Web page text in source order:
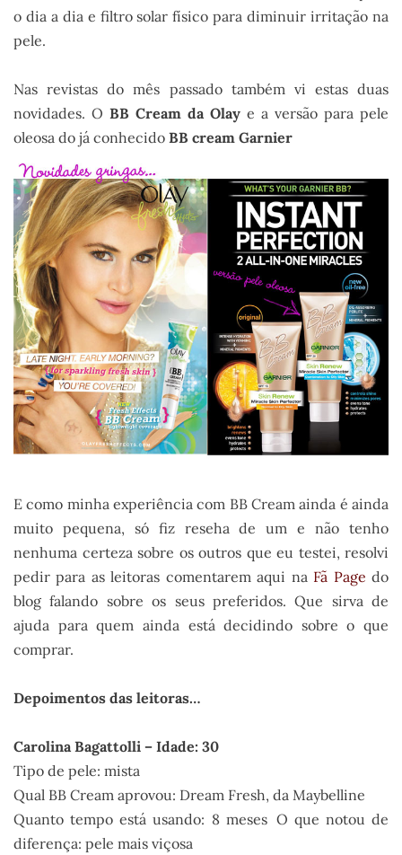
o dia a dia e filtro solar físico para diminuir irritação na
pele.
Nas revistas do mês passado também vi estas duas
novidades. O BB Cream da Olay e a versão para pele
oleosa do já conhecido BB cream Garnier
E como minha experiência com BB Cream ainda é ainda
muito pequena, só fiz reseha de um e não tenho
nenhuma certeza sobre os outros que eu testei, resolvi
pedir para as leitoras comentarem aqui na Fã Page do
blog falando sobre os seus preferidos. Que sirva de
ajuda para quem ainda está decidindo sobre o que
comprar.
Depoimentos das leitoras…
Carolina Bagattolli – Idade: 30
Tipo de pele: mista
Qual BB Cream aprovou: Dream Fresh, da Maybelline
Quanto tempo está usando: 8 meses O que notou de
diferença: pele mais viçosa